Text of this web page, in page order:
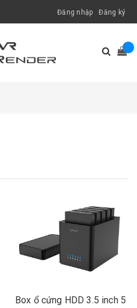
Đăng nhập Đăng ký
Box ổ cứng HDD 3.5 inch 5